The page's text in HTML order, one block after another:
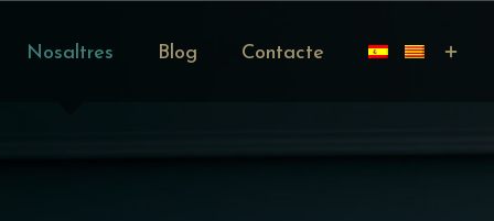
Nosaltres Blog Contacte